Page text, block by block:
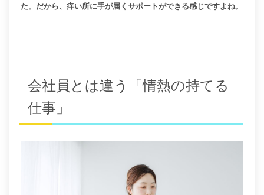
た。だから、痒い所に手が届くサポートができる感じですよね。
会社員とは違う「情熱の持てる
仕事」